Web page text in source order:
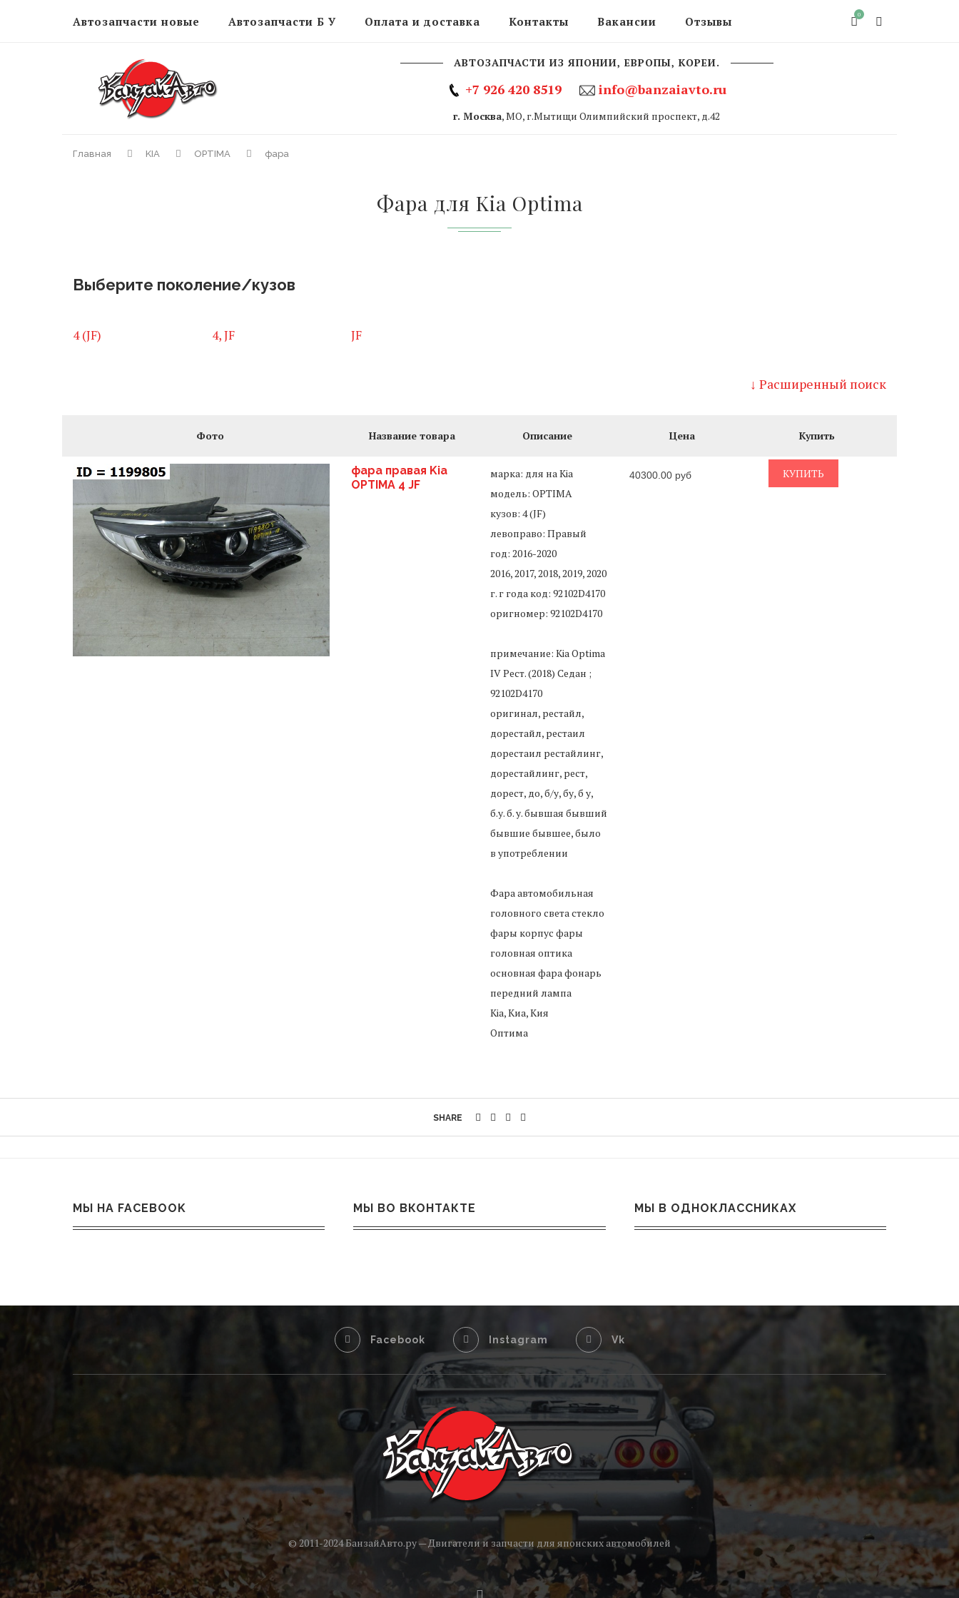
Автозапчасти новые Автозапчасти Б У Оплата и доставка Контакты Вакансии Отзывы 0
АВТОЗАПЧАСТИ ИЗ ЯПОНИИ, ЕВРОПЫ, КОРЕИ.
+7 926 420 8519 info@banzaiavto.ru
г. Москва, МО, г.Мытищи Олимпийский проспект, д.42
Главная KIA OPTIMA фара
Фара для Kia Optima
Выберите поколение/кузов
4 (JF) 4, JF JF
↓ Расширенный поиск
Фото Название товара Описание Цена Купить
фара правая Kia
OPTIMA 4 JF
марка: для на Kia
модель: OPTIMA
кузов: 4 (JF)
левоправо: Правый
год: 2016-2020
2016, 2017, 2018, 2019, 2020
г. г года код: 92102D4170
оригномер: 92102D4170
примечание: Kia Optima
IV Рест. (2018) Седан ;
92102D4170
оригинал, рестайл,
дорестайл, рестаил
дорестаил рестайлинг,
дорестайлинг, рест,
дорест, до, б/у, бу, б у,
б.у. б. у. бывшая бывший
бывшие бывшее, было
в употреблении
Фара автомобильная
головного света стекло
фары корпус фары
головная оптика
основная фара фонарь
передний лампа
Kia, Киа, Кия
Оптима
40300.00 КУПИТЬ
SHARE
МЫ НА FACEBOOK МЫ ВО ВКОНТАКТЕ МЫ В ОДНОКЛАССНИКАХ
Facebook Instagram Vk
© 2011-2024 БанзайАвто.ру — Двигатели и запчасти для японских автомобилей